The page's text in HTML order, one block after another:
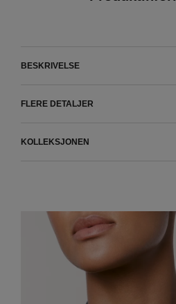
BESKRIVELSE
FLERE DETALJER
KOLLEKSJONEN